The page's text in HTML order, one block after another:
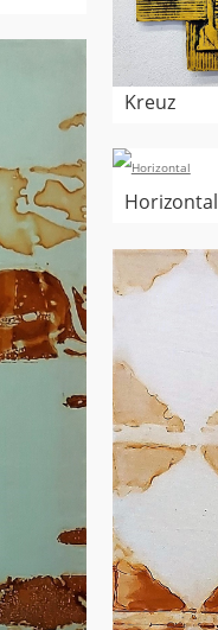
Kreuz
Horizontal